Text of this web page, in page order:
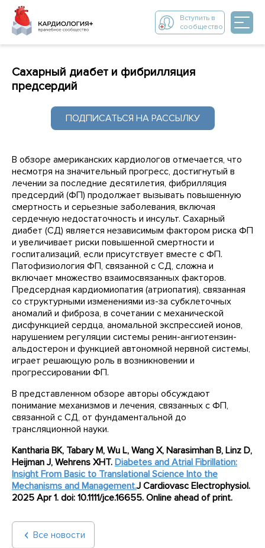
Вступить в
сообщество
Сахарный диабет и фибрилляция
предсердий
ПОДПИСАТЬСЯ НА РАССЫЛКУ
В обзоре американских кардиологов отмечается, что
несмотря на значительный прогресс, достигнутый в
лечении за последние десятилетия, фибрилляция
предсердий (ФП) продолжает вызывать повышенную
смертность и серьезные заболевания, включая
сердечную недостаточность и инсульт. Сахарный
диабет (СД) является независимым фактором риска ФП
и увеличивает риски повышенной смертности и
госпитализаций, если присутствует вместе с ФП.
Патофизиология ФП, связанной с СД, сложна и
включает множество взаимосвязанных факторов.
Предсердная кардиомиопатия (атриопатия), связанная
со структурными изменениями из-за субклеточных
аномалий и фиброза, в сочетании с механической
дисфункцией сердца, аномальной экспрессией ионов,
нарушением регуляции системы ренин-ангиотензин-
альдостерон и функцией автономной нервной системы,
играет решающую роль в возникновении и
прогрессировании ФП.
В представленном обзоре авторы обсуждают
понимание механизмов и лечения, связанных с ФП,
связанной с СД, от фундаментальной до
трансляционной науки.
Kantharia BK, Tabary M, Wu L, Wang X, Narasimhan B, Linz D,
Heijman J, Wehrens XHT. Diabetes and Atrial Fibrillation:
Insight From Basic to Translational Science Into the
Mechanisms and Management.J Cardiovasc Electrophysiol.
2025 Apr 1. doi: 10.1111/jce.16655. Online ahead of print.
Все новости